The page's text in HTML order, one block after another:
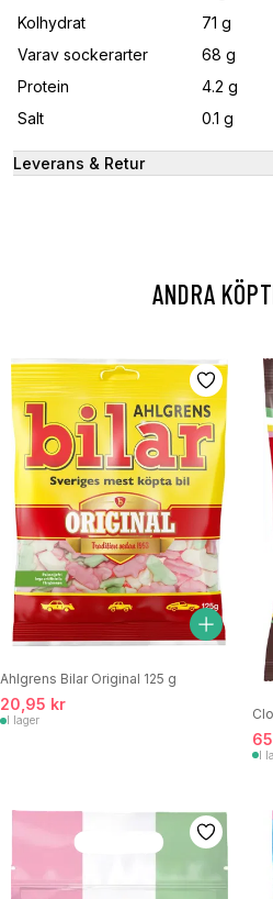
Kolhydrat
71 g
Varav sockerarter
68 g
Protein
4.2 g
Salt
0.1 g
Leverans & Retur
ANDRA
Ahlgrens Bilar Original 125 g
20,95 kr
I lager
I